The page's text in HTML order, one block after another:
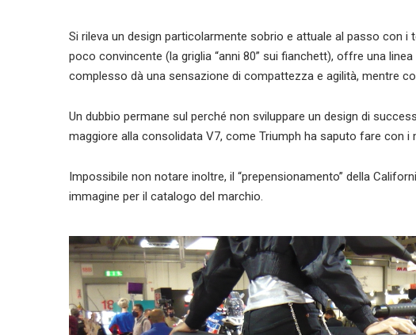
Si rileva un design particolarmente sobrio e attuale al passo con i
poco convincente (la griglia “anni 80” sui fianchett), offre una
complesso dà una sensazione di compattezza e agilità, mentre
Un dubbio permane sul perché non sviluppare un design di
maggiore alla consolidata V7, come Triumph ha saputo fare con
Impossibile non notare inoltre, il “prepensionamento” della
immagine per il catalogo del marchio.